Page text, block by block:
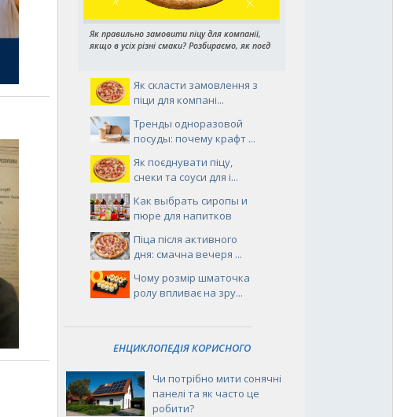
Як правильно замовити піцу для компанії,
якщо в усіх різні смаки? Розбираємо, як поєд
Як скласти замовлення з
піци для компані...
Тренды одноразовой
посуды: почему крафт ...
Як поєднувати піцу,
снеки та соуси для і...
Как выбрать сиропы и
пюре для напитков
Піца після активного
дня: смачна вечеря ...
Чому розмір шматочка
ролу впливає на зру...
ЕНЦИКЛОПЕДІЯ КОРИСНОГО
Чи потрібно мити сонячні
панелі та як часто це
робити?